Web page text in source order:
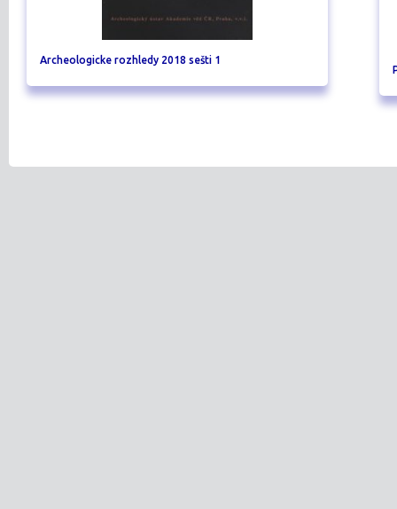
Archeologicke rozhledy 2018 sešti 1